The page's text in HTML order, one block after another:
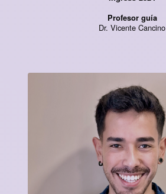
Profesor guía
Dr. Vicente Cancino